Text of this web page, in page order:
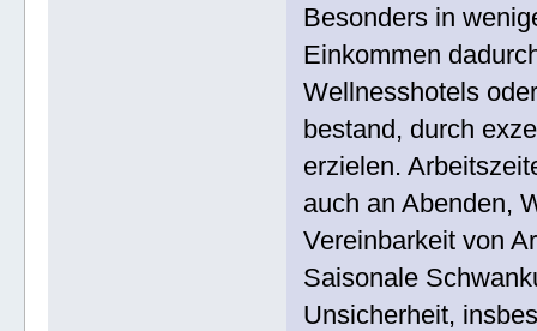
Besonders in
Einkommen
Wellnesshotels
bestand, durch
erzielen.
auch an Abenden,
Vereinbarkeit von
Saisonale
Unsicherheit,